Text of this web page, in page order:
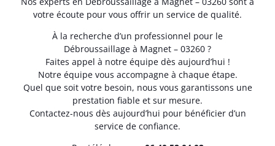
votre écoute pour vous offrir un service de qualité.
À la recherche d’un professionnel pour le
Débroussaillage à Magnet – 03260 ?
Faites appel à notre équipe dès aujourd’hui !
Notre équipe vous accompagne à chaque étape.
Quel que soit votre besoin, nous vous garantissons une
prestation fiable et sur mesure.
Contactez-nous dès aujourd’hui pour bénéficier d’un
service de confiance.